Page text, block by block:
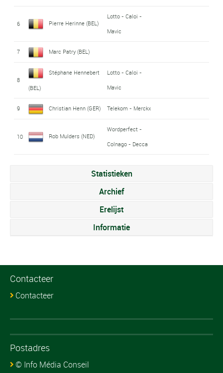
6 Pierre Herinne (BEL)
Lotto - Caloi -
Mavic
7 Marc Patry (BEL)
8
Stéphane Hennebert
(BEL)
Lotto - Caloi -
Mavic
9 Christian Henn (GER) Telekom - Merckx
10 Rob Mulders (NED)
Wordperfect -
Colnago - Decca
Statistieken
Archief
Erelijst
Informatie
Contacteer
Contacteer
Postadres
© Info Média Conseil